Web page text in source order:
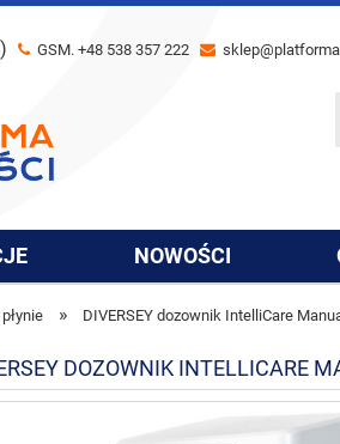
GSM. +48 538 357 222
NOWOŚCI
» DIVERSEY dozownik IntelliCare
DOZOWNIK INTELLICARE